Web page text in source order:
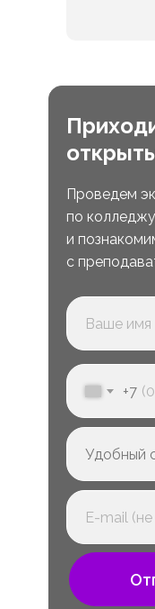
Проведем
по колледжу
и
с
+7